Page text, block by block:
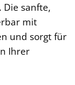
Die sanfte,
mit
und sorgt für
Ihrer